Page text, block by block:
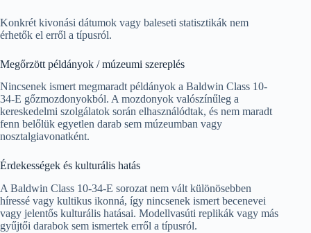
Konkrét kivonási dátumok vagy baleseti statisztikák nem
érhetők el erről a típusról.
Megőrzött példányok / múzeumi szereplés
Nincsenek ismert megmaradt példányok a Baldwin Class 10-
34-E gőzmozdonyokból. A mozdonyok valószínűleg a
kereskedelmi szolgálatok során elhasználódtak, és nem maradt
fenn belőlük egyetlen darab sem múzeumban vagy
nosztalgiavonatként.
Érdekességek és kulturális hatás
A Baldwin Class 10-34-E sorozat nem vált különösebben
híressé vagy kultikus ikonná, így nincsenek ismert becenevei
vagy jelentős kulturális hatásai. Modellvasúti replikák vagy más
gyűjtői darabok sem ismertek erről a típusról.